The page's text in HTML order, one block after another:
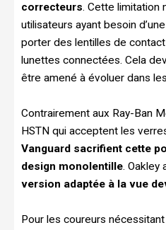
correcteurs. Cette limitation
utilisateurs ayant besoin
porter des lentilles de
lunettes connectées. Cela
être amené à évoluer dans
Contrairement aux Ray-Ban
HSTN qui acceptent les
Vanguard sacrifient cette
design monolentille. Oakley
version adaptée à la vue
Pour les coureurs